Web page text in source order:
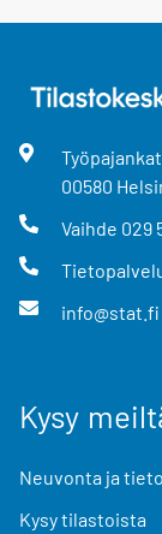
00580
Vaihde 029
info@stat.fi
Kysy
Neuvonta ja
Kysy tilastoista